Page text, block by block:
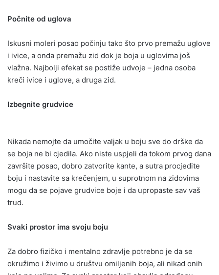
Počnite od uglova
Iskusni moleri posao počinju tako što prvo premažu uglove
i ivice, a onda premažu zid dok je boja u uglovima još
vlažna. Najbolji efekat se postiže udvoje – jedna osoba
kreči ivice i uglove, a druga zid.
Izbegnite grudvice
Nikada nemojte da umočite valjak u boju sve do drške da
se boja ne bi cjedila. Ako niste uspjeli da tokom prvog dana
završite posao, dobro zatvorite kante, a sutra procjedite
boju i nastavite sa krečenjem, u suprotnom na zidovima
mogu da se pojave grudvice boje i da upropaste sav vaš
trud.
Svaki prostor ima svoju boju
Za dobro fizičko i mentalno zdravlje potrebno je da se
okružimo i živimo u društvu omiljenih boja, ali nikad onih